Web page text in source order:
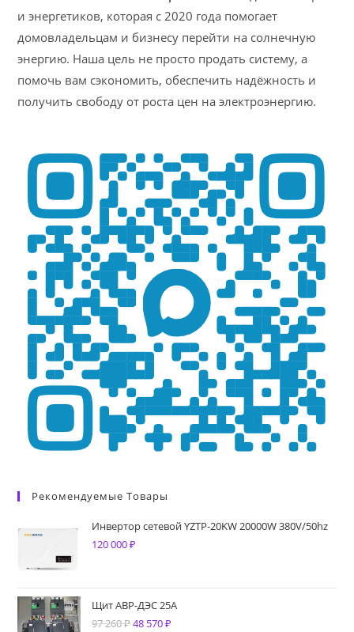
и энергетиков, которая с 2020 года помогает
домовладельцам и бизнесу перейти на солнечную
энергию. Наша цель не просто продать систему, а
помочь вам сэкономить, обеспечить надёжность и
получить свободу от роста цен на электроэнергию.
Рекомендуемые Товары
Инвертор сетевой YZTP-20KW 20000W 380V/50hz
120 000₽
Щит АВР-ДЭС 25А
97 260₽Первоначальная
48 570₽